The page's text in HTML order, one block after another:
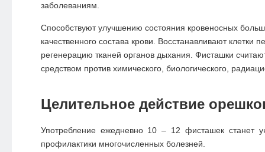
заболеваниям.
Способствуют улучшению состояния кровеносных
качественного состава крови. Восстанавливают клетки
регенерацию тканей органов дыхания. Фисташки
средством против химического, биологического,
Целительное действие
Употребление ежедневно 10 – 12 фисташек станет
профилактики многочисленных болезней.